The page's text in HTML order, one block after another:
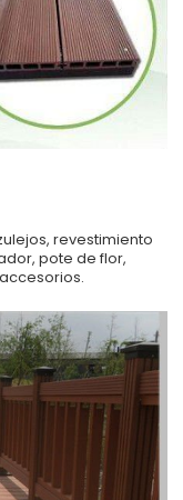
revestimiento
pote de flor,